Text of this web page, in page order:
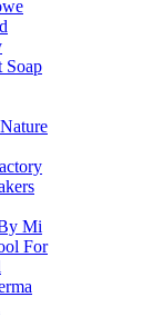
Soap
Mi
For